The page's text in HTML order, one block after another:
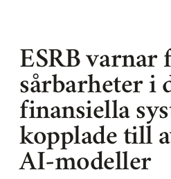
ESRB varnar
sårbarheter i
finansiella
kopplade till
AI-modeller